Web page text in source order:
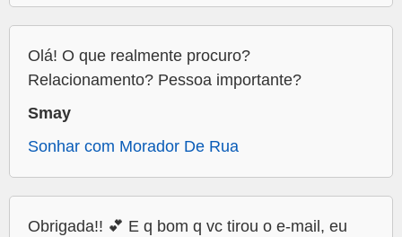
Olá! O que realmente procuro?
Relacionamento? Pessoa importante?
Smay
Sonhar com Morador De Rua
Obrigada!! 💕 E q bom q vc tirou o e-mail, eu